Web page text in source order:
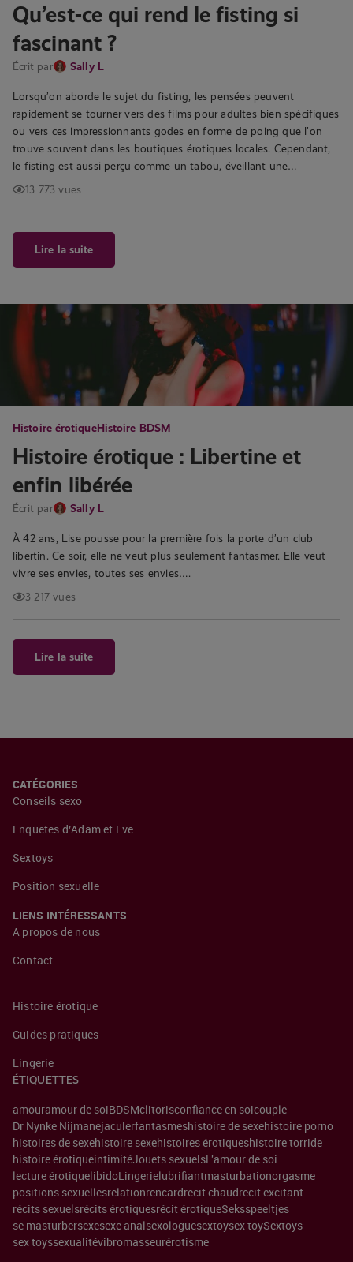
Qu’est-ce qui rend le fisting si
fascinant ?
Écrit par Sally L
Lorsqu’on aborde le sujet du fisting, les pensées peuvent
rapidement se tourner vers des films pour adultes bien spécifiques
ou vers ces impressionnants godes en forme de poing que l’on
trouve souvent dans les boutiques érotiques locales. Cependant,
le fisting est aussi perçu comme un tabou, éveillant une…
13 773 vues
Lire la suite
Histoire érotiqueHistoire BDSM
Histoire érotique : Libertine et
enfin libérée
Écrit par Sally L
À 42 ans, Lise pousse pour la première fois la porte d’un club
libertin. Ce soir, elle ne veut plus seulement fantasmer. Elle veut
vivre ses envies, toutes ses envies….
3 217 vues
Lire la suite
CATÉGORIES
Conseils sexo
Enquêtes d’Adam et Eve
Sextoys
Position sexuelle
LIENS INTÉRESSANTS
À propos de nous
Contact
Histoire érotique
Guides pratiques
Lingerie
ÉTIQUETTES
amouramour de soiBDSMclitorisconfiance en soicouple
Dr Nynke Nijmanejaculerfantasmeshistoire de sexehistoire porno
histoires de sexehistoire sexehistoires érotiqueshistoire torride
histoire érotiqueintimitéJouets sexuelsL'amour de soi
lecture érotiquelibidoLingerielubrifiantmasturbationorgasme
positions sexuellesrelationrencardrécit chaudrécit excitant
récits sexuelsrécits érotiquesrécit érotiqueSeksspeeltjes
se masturbersexesexe analsexologuesextoysex toySextoys
sex toyssexualitévibromasseurérotisme